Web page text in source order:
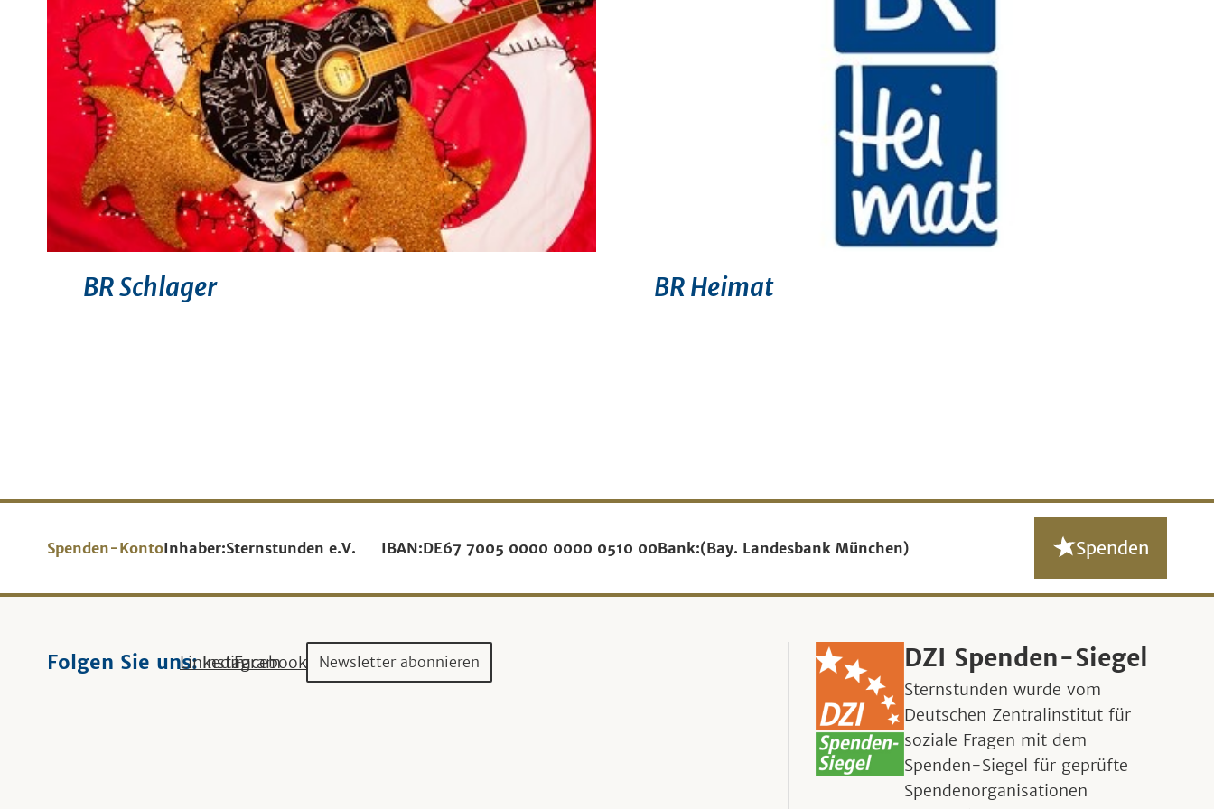
BR Schlager BR Heimat
Spenden-KontoInhaber:Sternstunden e.V. IBAN:DE67 7005 0000 0000 0510 00Bank:(Bay. Landesbank München) Spenden
Folgen Sie uns:Linkedin
Instagram
Facebook Newsletter abonnieren DZI Spenden-Siegel
Sternstunden wurde vom
Deutschen Zentralinstitut für
soziale Fragen mit dem
Spenden-Siegel für geprüfte
Spendenorganisationen